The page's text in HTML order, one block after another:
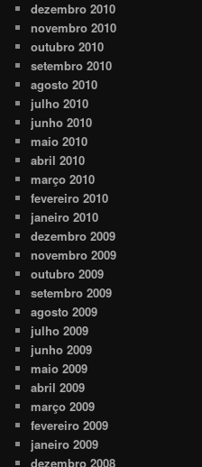
dezembro 2010
novembro 2010
outubro 2010
setembro 2010
agosto 2010
julho 2010
junho 2010
maio 2010
abril 2010
março 2010
fevereiro 2010
janeiro 2010
dezembro 2009
novembro 2009
outubro 2009
setembro 2009
agosto 2009
julho 2009
junho 2009
maio 2009
abril 2009
março 2009
fevereiro 2009
janeiro 2009
dezembro 2008